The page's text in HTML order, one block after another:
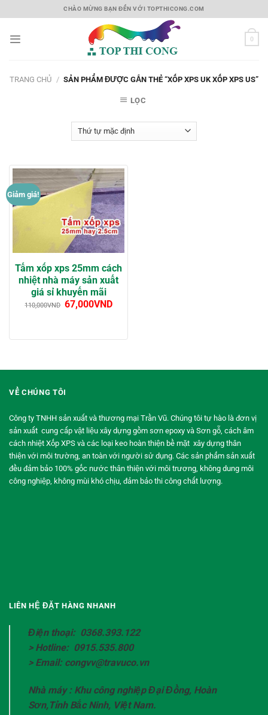
to
CHÀO MỪNG BẠN ĐẾN VỚI TOPTHICONG.COM
0
TRANG CHỦ / SẢN PHẨM ĐƯỢC GẮN THẺ “XỐP XPS UK XỐP XPS US”
LỌC
Giảm giá!
Tấm xốp xps 25mm cách
nhiệt nhà máy sản xuất
giá sỉ khuyến mãi
110,000VND 67,000VND
VỀ CHÚNG TÔI
Công ty TNHH sản xuất và thương mại Trần Vũ. Chúng tôi tự hào là đơn vị
sản xuất cung cấp vật liệu xây dựng gồm sơn epoxy và Sơn gỗ, cách âm
cách nhiệt Xốp XPS và các loại keo hoàn thiện bề mặt xây dựng thân
thiện với môi trường, an toàn với người sử dụng. Các sản phẩm sản xuất
đều đảm bảo 100% gốc nước thân thiện với môi trương, không dung môi
công nghiệp, không mùi khó chịu, đảm bảo thi công chất lượng.
LIÊN HỆ ĐẶT HÀNG NHANH
Điện thoại: 0368.393.122
> Hotline: 0915.535.800
> Email: congvv@travuco.vn
Nhà máy : Khu công nghiệp Đại Đồng, Hoàn
Sơn,Tỉnh Bắc Ninh, Việt Nam.